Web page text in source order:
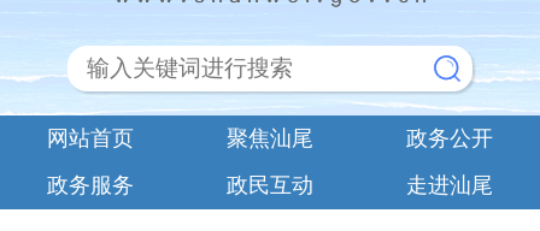
网站首页 聚焦汕尾
政务公开
政务服务
政民互动 走进汕尾